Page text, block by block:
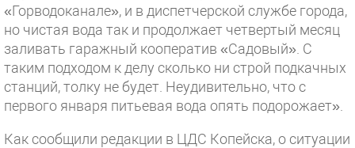
«Горводоканале», и в диспетчерской службе города,
но чистая вода так и продолжает четвертый месяц
заливать гаражный кооператив «Садовый». С
таким подходом к делу сколько ни строй подкачных
станций, толку не будет. Неудивительно, что с
первого января питьевая вода опять подорожает».
Как сообщили редакции в ЦДС Копейска, о ситуации